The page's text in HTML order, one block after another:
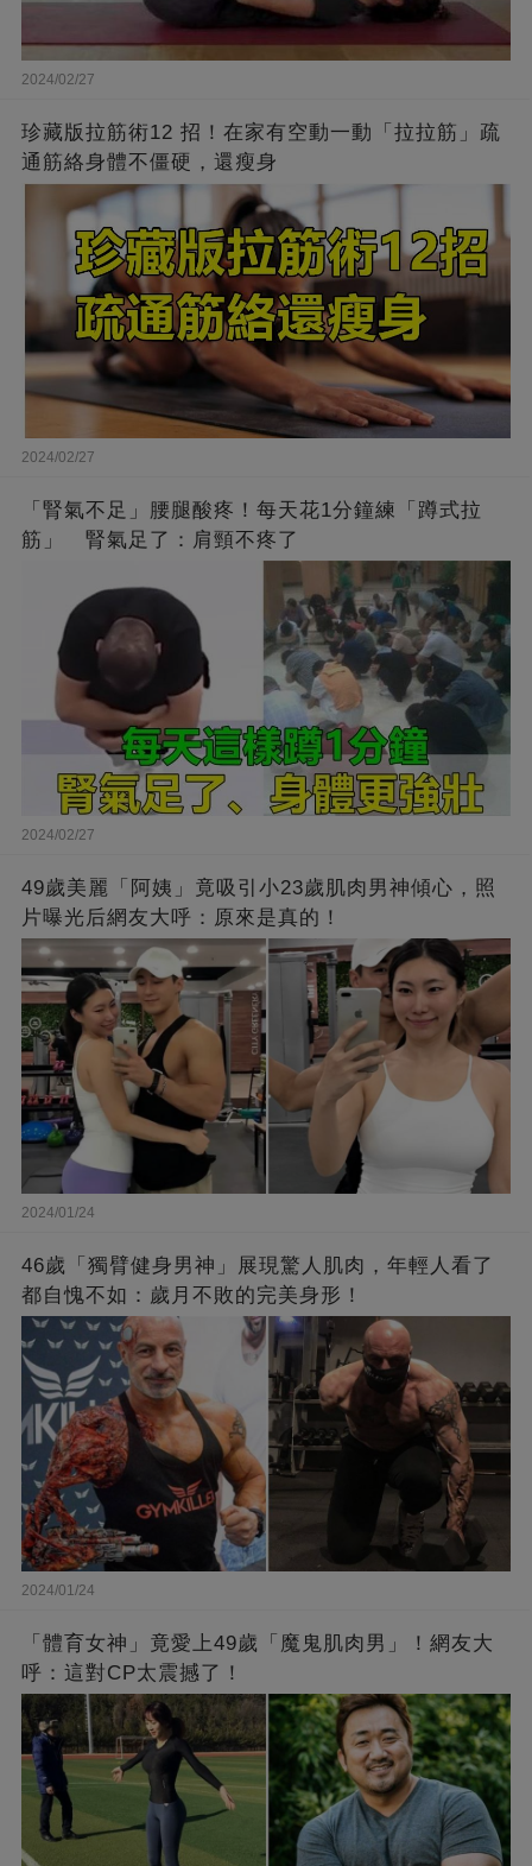
2024/02/27
珍藏版拉筋術12 招！在家有空動一動「拉拉筋」疏
通筋絡身體不僵硬，還瘦身
2024/02/27
「腎氣不足」腰腿酸疼！每天花1分鐘練「蹲式拉
筋」 腎氣足了：肩頸不疼了
2024/02/27
49歲美麗「阿姨」竟吸引小23歲肌肉男神傾心，照
片曝光后網友大呼：原來是真的！
2024/01/24
46歲「獨臂健身男神」展現驚人肌肉，年輕人看了
都自愧不如：歲月不敗的完美身形！
2024/01/24
「體育女神」竟愛上49歲「魔鬼肌肉男」！網友大
呼：這對CP太震撼了！